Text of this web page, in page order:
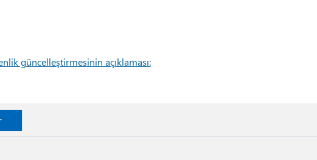
güncelleştirmesinin açıklaması: